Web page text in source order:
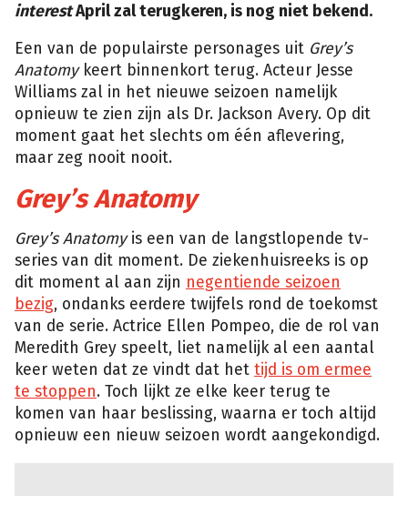
interestApril zal terugkeren, is nog niet bekend.
Een van de populairste personages uit Grey’s
Anatomy keert binnenkort terug. Acteur Jesse
Williams zal in het nieuwe seizoen namelijk
opnieuw te zien zijn als Dr. Jackson Avery. Op dit
moment gaat het slechts om één aflevering,
maar zeg nooit nooit.
Grey’s Anatomy
Grey’s Anatomyis een van de langstlopende tv-
series van dit moment. De ziekenhuisreeks is op
dit moment al aan zijn negentiende seizoen
bezig, ondanks eerdere twijfels rond de toekomst
van de serie. Actrice Ellen Pompeo, die de rol van
Meredith Grey speelt, liet namelijk al een aantal
keer weten dat ze vindt dat het tijd is om ermee
te stoppen. Toch lijkt ze elke keer terug te
komen van haar beslissing, waarna er toch altijd
opnieuw een nieuw seizoen wordt aangekondigd.